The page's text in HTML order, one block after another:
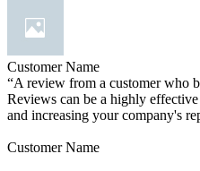
Customer Name
“A review from a customer who
Reviews can be a highly
and increasing your company's
Customer Name